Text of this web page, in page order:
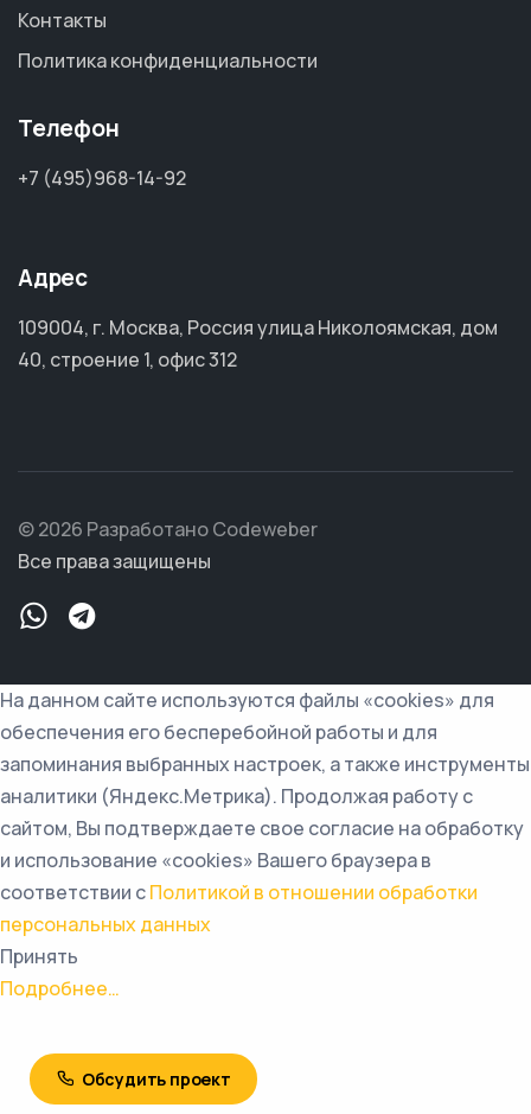
Контакты
Политика конфиденциальности
Телефон
+7 (495)968-14-92
Адрес
109004, г. Москва, Россия улица Николоямская, дом
40, строение 1, офис 312
© 2026 Разработано Codeweber
Все права защищены
На данном сайте используются файлы «cookies» для
обеспечения его бесперебойной работы и для
запоминания выбранных настроек, а также инструменты
аналитики (Яндекс.Метрика). Продолжая работу с
сайтом, Вы подтверждаете свое согласие на обработку
и использование «cookies» Вашего браузера в
соответствии сПолитикой в отношении обработки
персональных данных
Принять
Подробнее…
Обсудить проект